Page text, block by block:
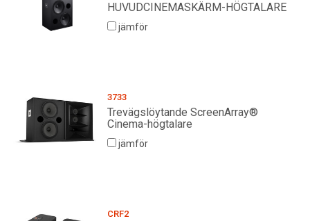
HUVUDCINEMASKÄRM-HÖGTALARE
jämför
3733
Trevägslöytande ScreenArray®
Cinema-högtalare
jämför
CRF2